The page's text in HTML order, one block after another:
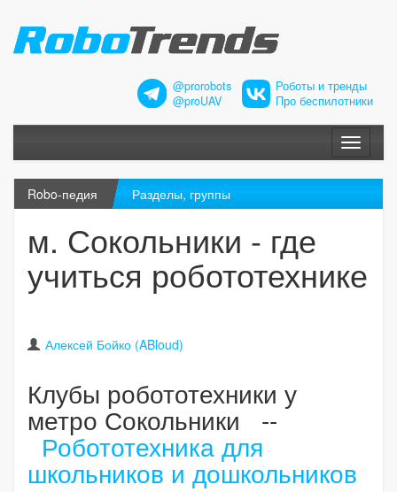
@prorobots
@proUAV
Роботы и тренды
Про беспилотники
Меню
Robo-педия Разделы, группы
м. Сокольники - где
учиться робототехнике
Алексей Бойко (ABloud)
Клубы робототехники у
метро Сокольники --
Робототехника для
школьников и дошкольников